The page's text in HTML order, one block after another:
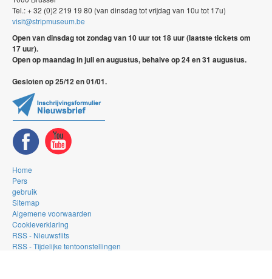
Tel.: + 32 (0)2 219 19 80 (van dinsdag tot vrijdag van 10u tot 17u)
visit@stripmuseum.be
Open van dinsdag tot zondag van 10 uur tot 18 uur (laatste tickets om
17 uur).
Open op maandag in juli en augustus, behalve op 24 en 31 augustus.
Gesloten op 25/12 en 01/01.
Home
Pers
gebruik
Sitemap
Algemene voorwaarden
Cookieverklaring
RSS - Nieuwsflits
RSS - Tijdelijke tentoonstellingen